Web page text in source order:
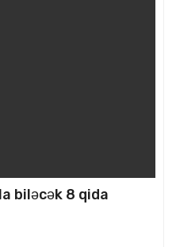
biləcək 8 qida